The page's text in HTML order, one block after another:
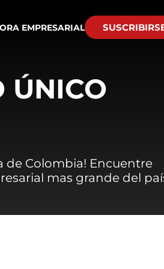
EMPRESARIAL
ÚNICO
de Colombia! Encuentre
mas grande del